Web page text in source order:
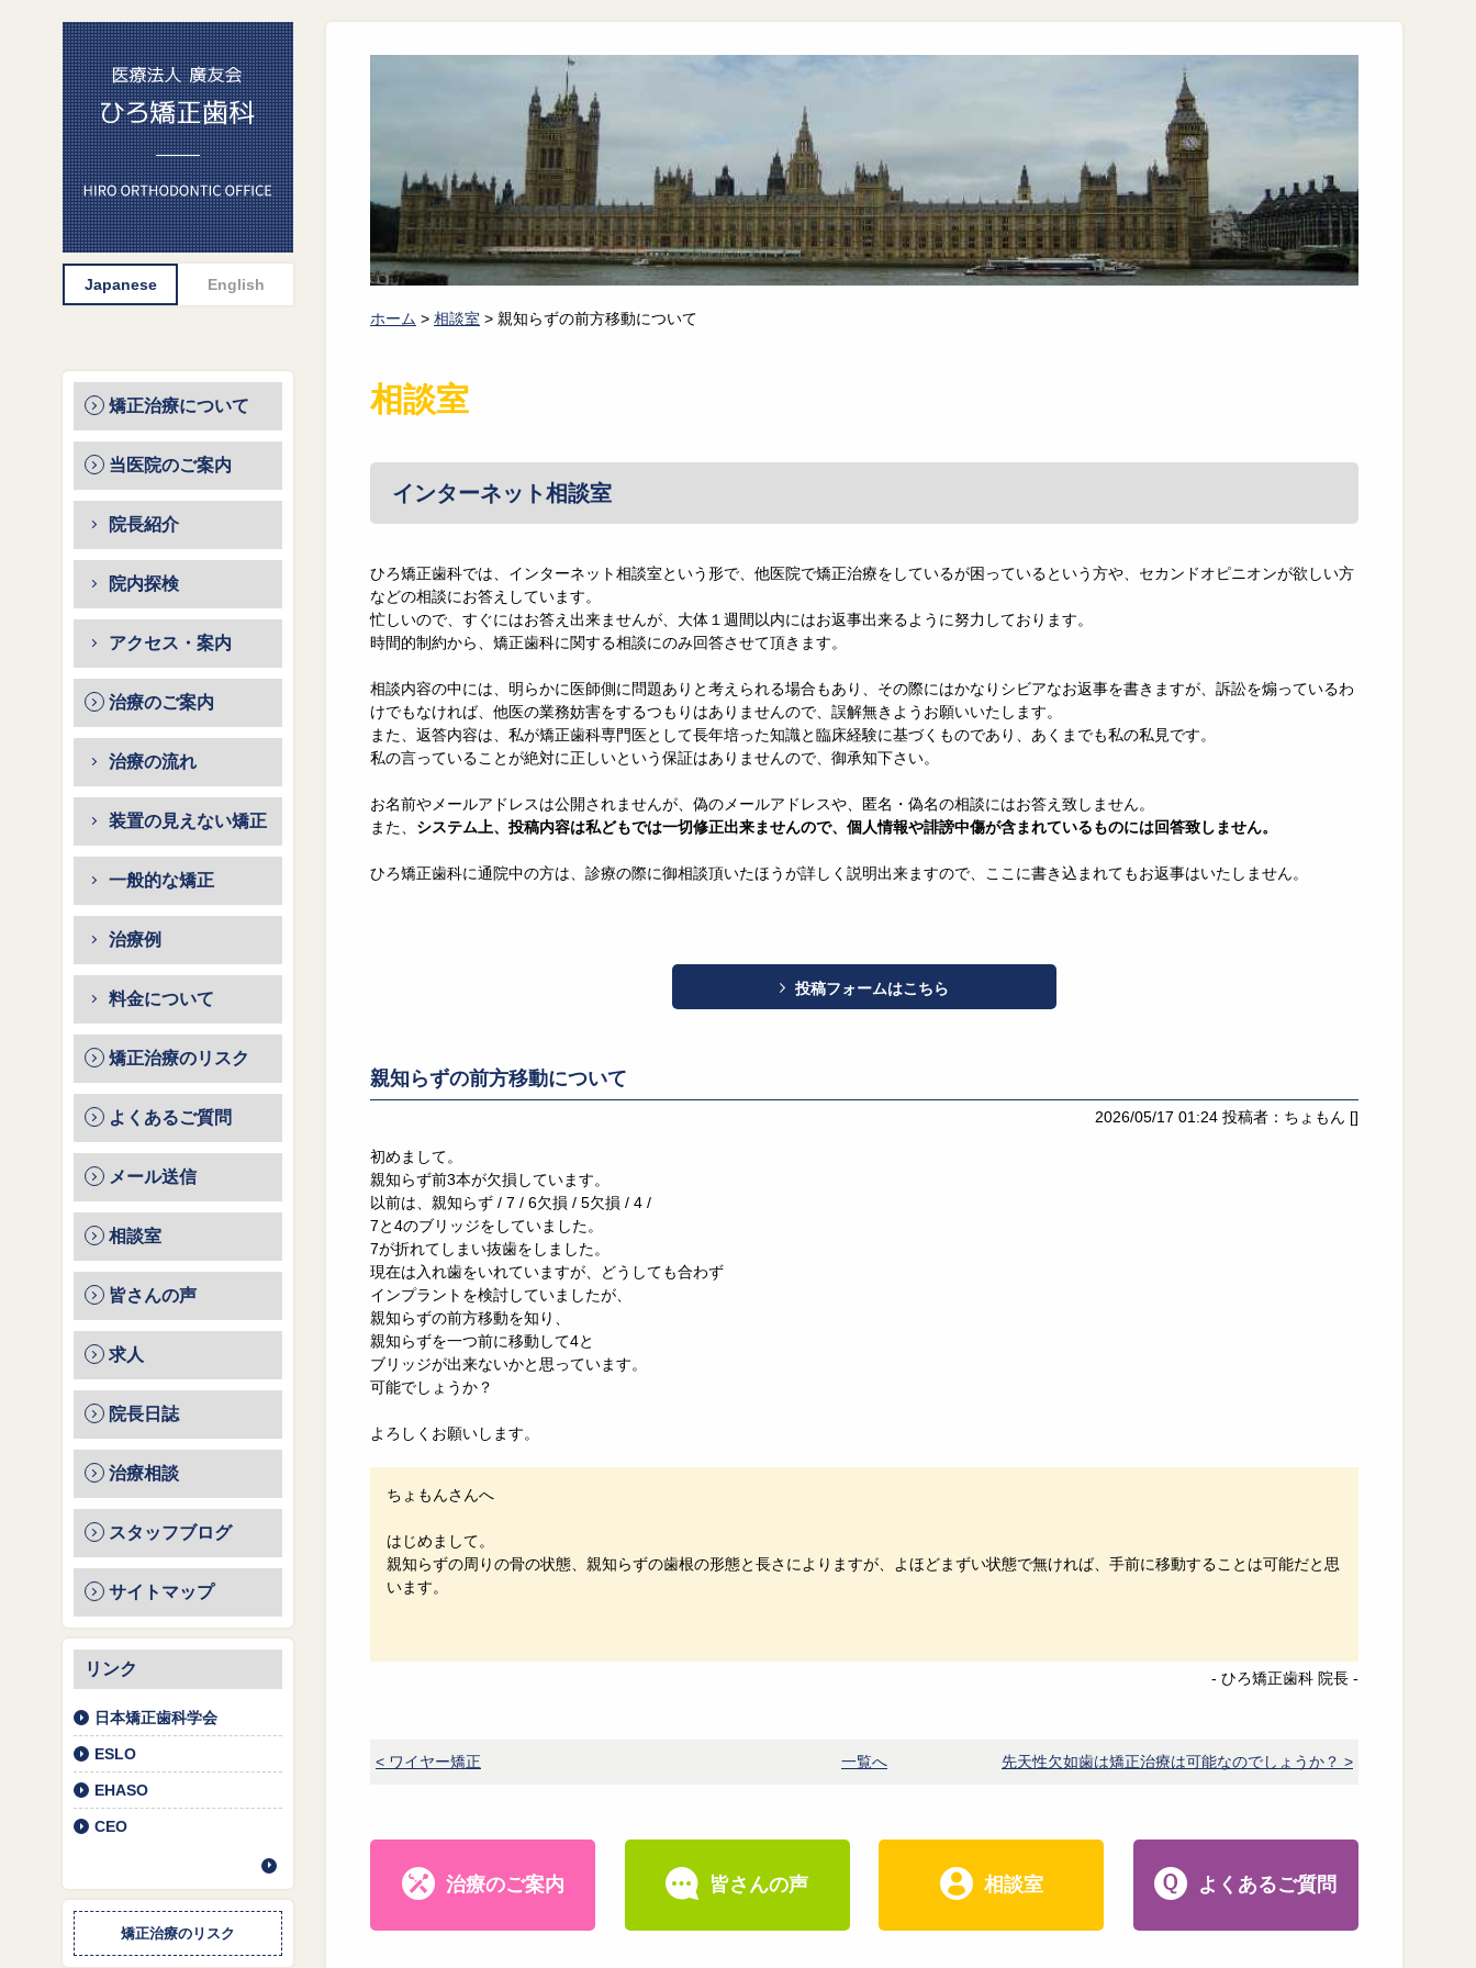
矯正治療について
当医院のご案内
院長紹介
院内探検
アクセス・案内
治療のご案内
治療の流れ
装置の見えない矯正
一般的な矯正
治療例
料金について
矯正治療のリスク
よくあるご質問
メール送信
相談室
皆さんの声
求人
院長日誌
治療相談
スタッフブログ
サイトマップ
リンク
日本矯正歯科学会
ESLO
EHASO
CEO
矯正治療のリスク
ホーム > 相談室 > 親知らずの前方移動について
相談室
インターネット相談室
ひろ矯正歯科では、インターネット相談室という形で、他医院で矯正治療をしているが困っているという方や、セカンドオピニオンが欲しい方
などの相談にお答えしています。
忙しいので、すぐにはお答え出来ませんが、大体１週間以内にはお返事出来るように努力しております。
時間的制約から、矯正歯科に関する相談にのみ回答させて頂きます。
相談内容の中には、明らかに医師側に問題ありと考えられる場合もあり、その際にはかなりシビアなお返事を書きますが、訴訟を煽っているわ
けでもなければ、他医の業務妨害をするつもりはありませんので、誤解無きようお願いいたします。
また、返答内容は、私が矯正歯科専門医として長年培った知識と臨床経験に基づくものであり、あくまでも私の私見です。
私の言っていることが絶対に正しいという保証はありませんので、御承知下さい。
お名前やメールアドレスは公開されませんが、偽のメールアドレスや、匿名・偽名の相談にはお答え致しません。
また、 システム上、投稿内容は私どもでは一切修正出来ませんので、個人情報や誹謗中傷が含まれているものには回答致しません。
ひろ矯正歯科に通院中の方は、診療の際に御相談頂いたほうが詳しく説明出来ますので、ここに書き込まれてもお返事はいたしません。
投稿フォームはこちら
親知らずの前方移動について
2026/05/17 01:24 投稿者：ちょもん []
初めまして。
親知らず前3本が欠損しています。
以前は、親知らず / 7 / 6欠損 / 5欠損 / 4 /
7と4のブリッジをしていました。
7が折れてしまい抜歯をしました。
現在は入れ歯をいれていますが、どうしても合わず
インプラントを検討していましたが、
親知らずの前方移動を知り、
親知らずを一つ前に移動して4と
ブリッジが出来ないかと思っています。
可能でしょうか？
よろしくお願いします。
ちょもんさんへ
はじめまして。
親知らずの周りの骨の状態、親知らずの歯根の形態と長さによりますが、よほどまずい状態で無ければ、手前に移動することは可能だと思
います。
- ひろ矯正歯科 院長 -
< ワイヤー矯正 一覧へ 先天性欠如歯は矯正治療は可能なのでしょうか？ >
治療のご案内 皆さんの声 相談室 よくあるご質問